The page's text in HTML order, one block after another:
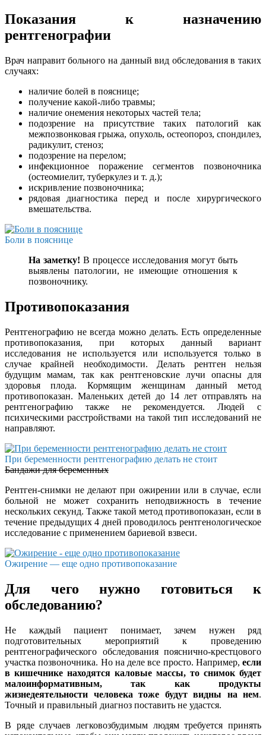
Показания к назначению
рентгенографии
Врач направит больного на данный вид обследования в таких
случаях:
наличие болей в пояснице;
получение какой-либо травмы;
наличие онемения некоторых частей тела;
подозрение на присутствие таких патологий как
межпозвонковая грыжа, опухоль, остеопороз, спондилез,
радикулит, стеноз;
подозрение на перелом;
инфекционное поражение сегментов позвоночника
(остеомиелит, туберкулез и т. д.);
искривление позвоночника;
рядовая диагностика перед и после хирургического
вмешательства.
Боли в пояснице
На заметку! В процессе исследования могут быть
выявлены патологии, не имеющие отношения к
позвоночнику.
Противопоказания
Рентгенографию не всегда можно делать. Есть определенные
противопоказания, при которых данный вариант
исследования не используется или используется только в
случае крайней необходимости. Делать рентген нельзя
будущим мамам, так как рентгеновские лучи опасны для
здоровья плода. Кормящим женщинам данный метод
противопоказан. Маленьких детей до 14 лет отправлять на
рентгенографию также не рекомендуется. Людей с
психическими расстройствами на такой тип исследований не
направляют.
При беременности рентгенографию делать не стоит
Бандажи для беременных
Рентген-снимки не делают при ожирении или в случае, если
больной не может сохранить неподвижность в течение
нескольких секунд. Также такой метод противопоказан, если в
течение предыдущих 4 дней проводилось рентгенологическое
исследование с применением бариевой взвеси.
Ожирение — еще одно противопоказание
Для чего нужно готовиться к
обследованию?
Не каждый пациент понимает, зачем нужен ряд
подготовительных мероприятий к проведению
рентгенографического обследования пояснично-крестцового
участка позвоночника. Но на деле все просто. Например, если
в кишечнике находятся каловые массы, то снимок будет
малоинформативным, так как продукты
жизнедеятельности человека тоже будут видны на нем.
Точный и правильный диагноз поставить не удастся.
В ряде случаев легковозбудимым людям требуется принять